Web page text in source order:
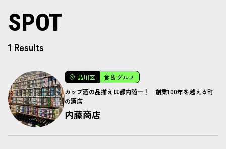
SPOT
1 Results
品川区
食＆グルメ
カップ酒の品揃えは都内随一！ 創業100年を越える町
の酒店
内藤商店